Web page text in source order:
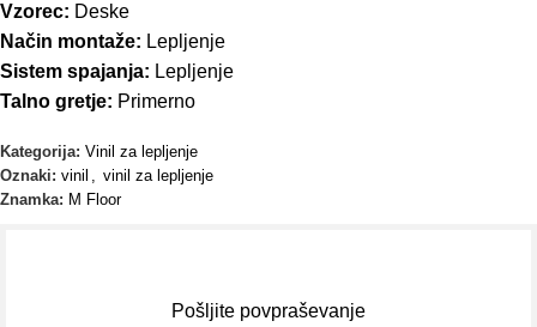
Vzorec: Deske
Način montaže: Lepljenje
Sistem spajanja: Lepljenje
Talno gretje: Primerno
Kategorija: Vinil za lepljenje
Oznaki: vinil , vinil za lepljenje
Znamka: M Floor
Pošljite povpraševanje